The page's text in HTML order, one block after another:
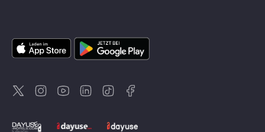
DayuseSingapur
DayuseZweden
DayuseThailand
DayuseNeuseeland
DayuseTürkei